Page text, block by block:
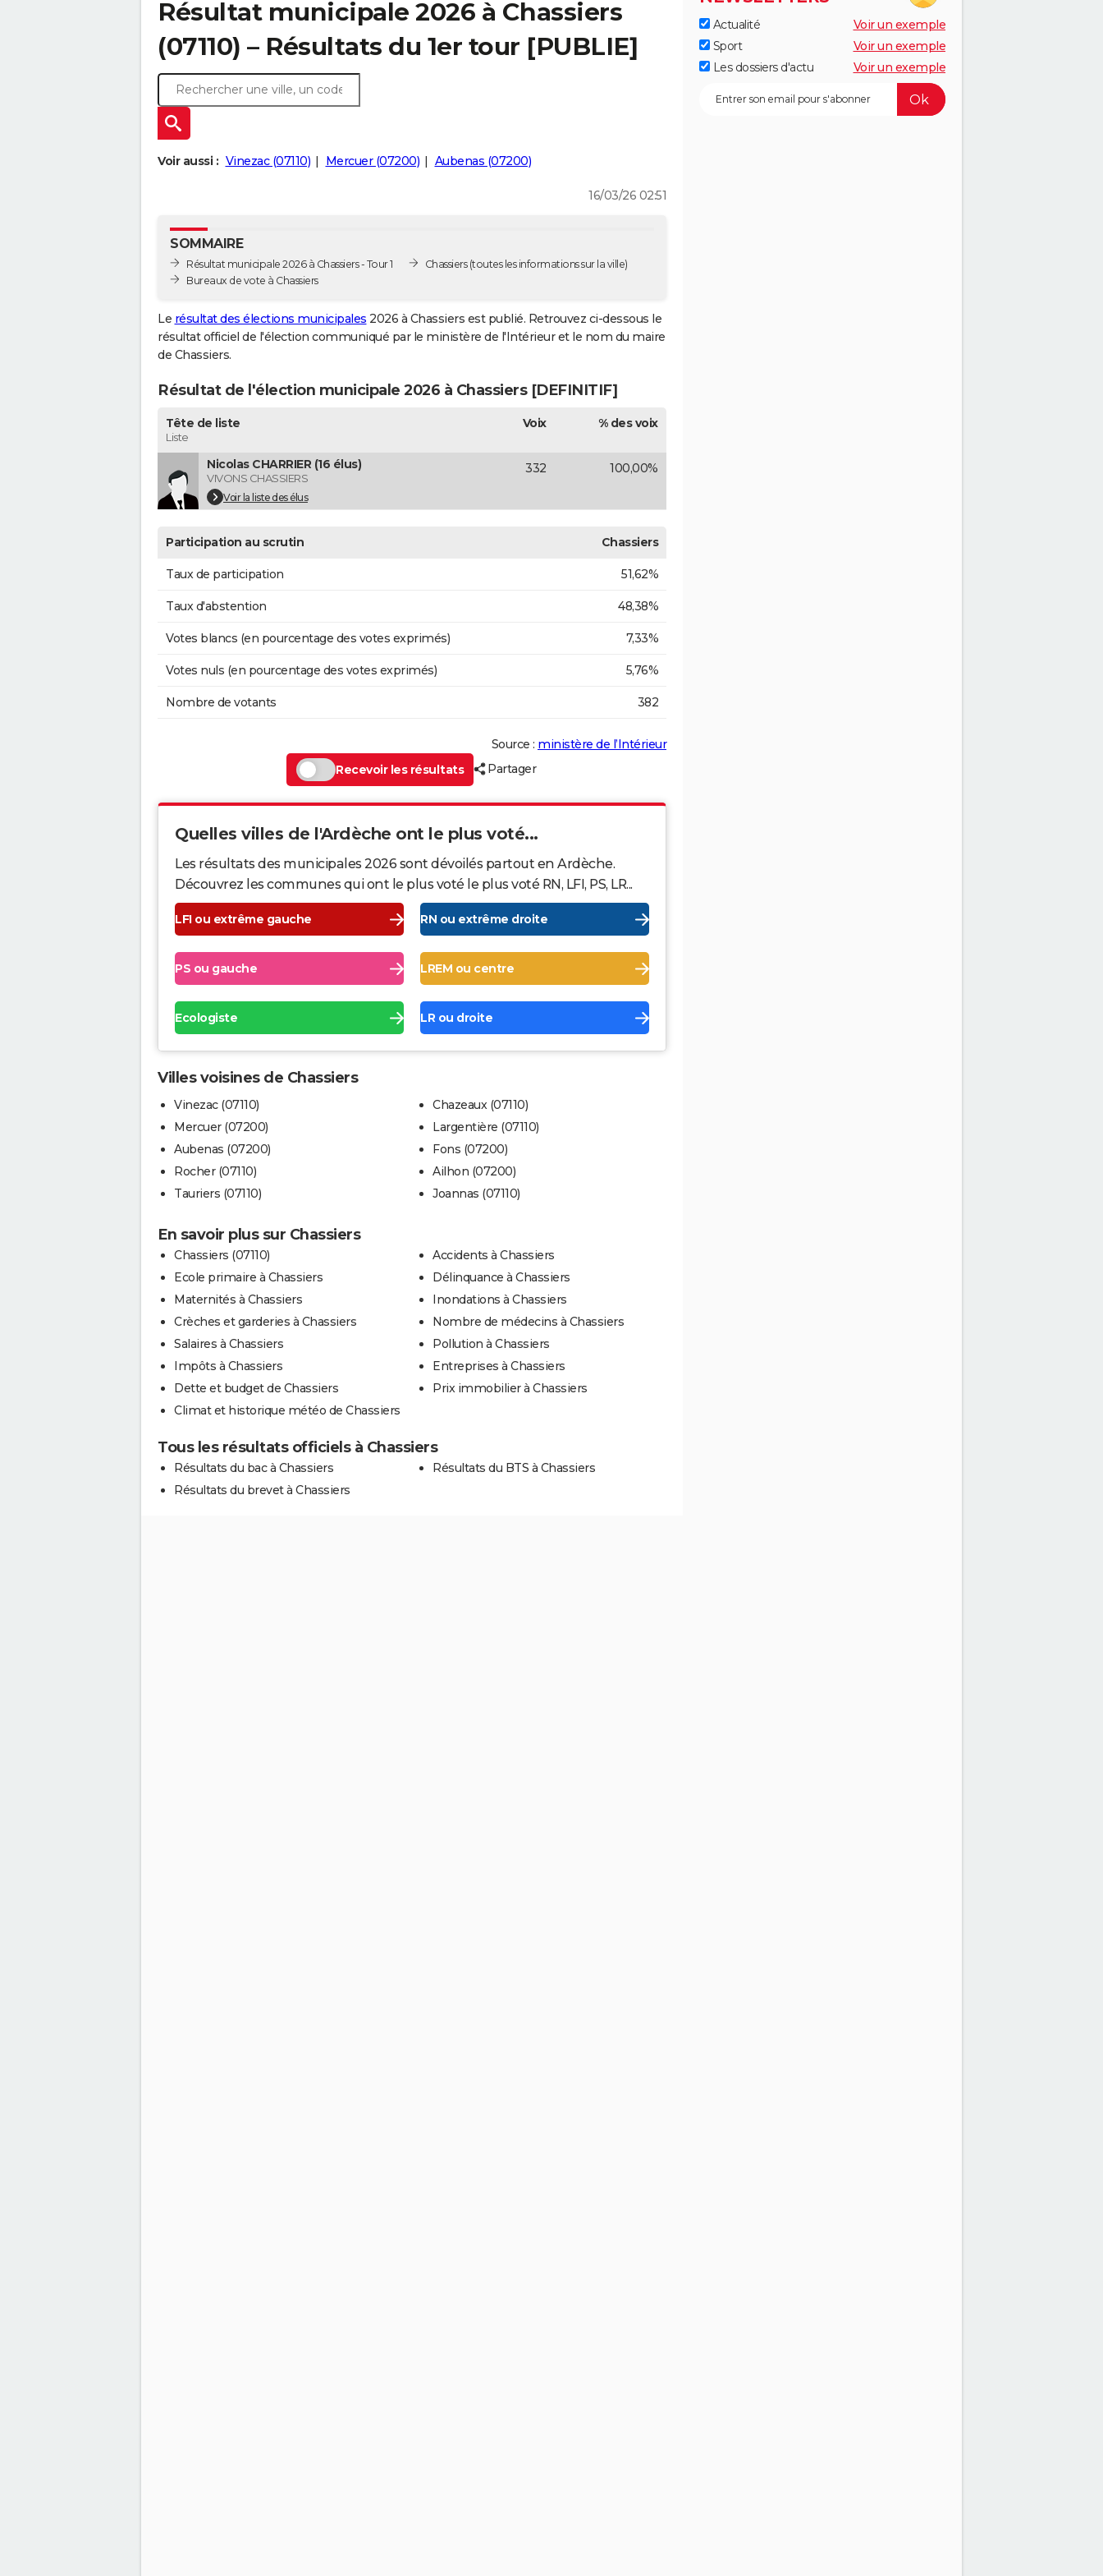
Résultat municipale 2026 à Chassiers
(07110) – Résultats du 1er tour [PUBLIE]
Voir aussi : Vinezac (07110) Mercuer (07200) Aubenas (07200)
16/03/26 02:51
SOMMAIRE
Résultat municipale 2026 à Chassiers - Tour 1
Bureaux de vote à Chassiers
Chassiers(toutes les informations sur la ville)
Le résultat des élections municipales 2026 à Chassiers est publié. Retrouvez ci-dessous le
résultat officiel de l'élection communiqué par le ministère de l'Intérieur et le nom du maire
de Chassiers.
Résultat de l'élection municipale 2026 à Chassiers [DEFINITIF]
Tête de liste
Liste
Voix % des voix
Nicolas CHARRIER (16 élus)
VIVONS CHASSIERS
Voir la liste des élus
332 100,00%
Participation au scrutin Chassiers
Taux de participation 51,62%
Taux d'abstention 48,38%
Votes blancs (en pourcentage des votes exprimés) 7,33%
Votes nuls (en pourcentage des votes exprimés) 5,76%
Nombre de votants 382
Source : ministère de l’Intérieur
Recevoir les résultats
Partager
Quelles villes de l'Ardèche ont le plus voté...
Les résultats des municipales 2026 sont dévoilés partout en Ardèche.
Découvrez les communes qui ont le plus voté le plus voté RN, LFI, PS, LR...
LFI ou extrême gauche RN ou extrême droite
PS ou gauche LREM ou centre
Ecologiste LR ou droite
Villes voisines de Chassiers
Vinezac (07110)
Mercuer (07200)
Aubenas (07200)
Rocher (07110)
Tauriers (07110)
Chazeaux (07110)
Largentière (07110)
Fons (07200)
Ailhon (07200)
Joannas (07110)
En savoir plus sur Chassiers
Chassiers (07110)
Ecole primaire à Chassiers
Maternités à Chassiers
Crèches et garderies à Chassiers
Salaires à Chassiers
Impôts à Chassiers
Dette et budget de Chassiers
Climat et historique météo de Chassiers
Accidents à Chassiers
Délinquance à Chassiers
Inondations à Chassiers
Nombre de médecins à Chassiers
Pollution à Chassiers
Entreprises à Chassiers
Prix immobilier à Chassiers
Tous les résultats officiels à Chassiers
Résultats du bac à Chassiers
Résultats du brevet à Chassiers
Résultats du BTS à Chassiers
Actualité
Voir un exemple
Sport
Voir un exemple
Les dossiers d'actu
Voir un exemple